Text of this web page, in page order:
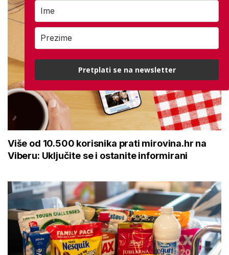
Više od 10.500 korisnika prati mirovina.hr na
Viberu: Uključite se i ostanite informirani
Pretplati se na newsletter